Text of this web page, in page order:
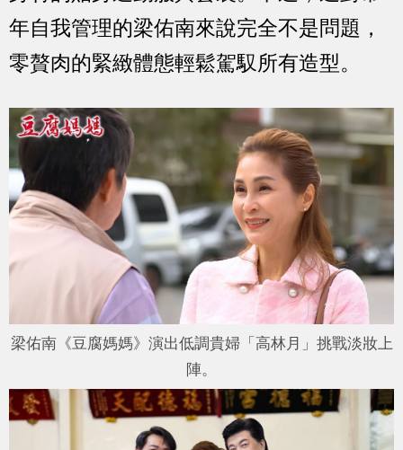
年自我管理的梁佑南來說完全不是問題，
零贅肉的緊緻體態輕鬆駕馭所有造型。
梁佑南《豆腐媽媽》演出低調貴婦「高林月」挑戰淡妝上
陣。